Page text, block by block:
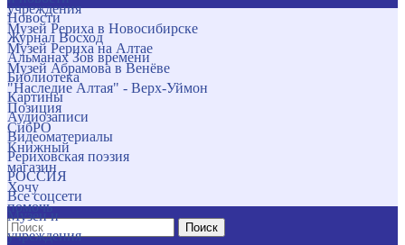
учреждения
Музей Рериха в Новосибирске
Музей Рериха на Алтае
Музей Абрамова в Венёве
"Наследие Алтая" - Верх-Уймон
Позиция
СибРО
Книжный
магазин
Хочу
помочь
Поиск
Новости
Журнал Восход
Альманах Зов времени
Библиотека
Картины
Аудиозаписи
Видеоматериалы
Рериховская поэзия
РОССИЯ
Все соцсети
Музеи и
учреждения